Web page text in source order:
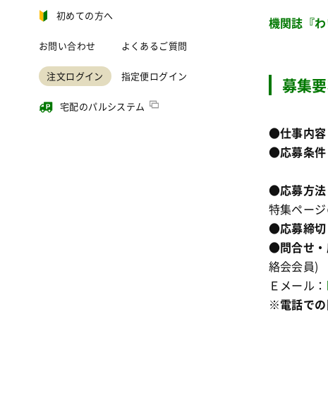
初めての方へ
お問い合わせ よくあるご質問
注文ログイン 指定便ログイン
宅配のパルシステム
機関誌『
募集
●仕事内容
●応募条件
②週1回
●応募方法
特集ページ
●応募締切
●問合せ
絡会会員)
Ｅメール：
※電話で